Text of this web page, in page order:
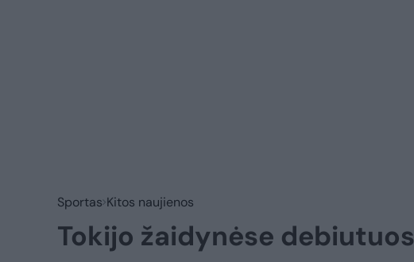
Sportas Kitos naujienos
Tokijo žaidynėse